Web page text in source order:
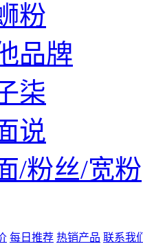
粉
品牌
柒
说
/粉丝/宽粉
每日推荐 热销产品 联系我们